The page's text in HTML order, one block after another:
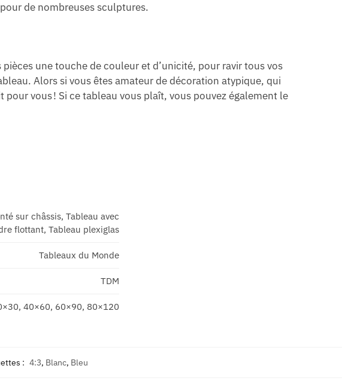
de nombreuses sculptures.
une touche de couleur et d’unicité, pour ravir tous vos
Alors si vous êtes amateur de décoration atypique, qui
vous ! Si ce tableau vous plaît, vous pouvez également le
sur châssis, Tableau avec
flottant, Tableau plexiglas
Tableaux du Monde
TDM
40×60, 60×90, 80×120
: 4:3, Blanc, Bleu